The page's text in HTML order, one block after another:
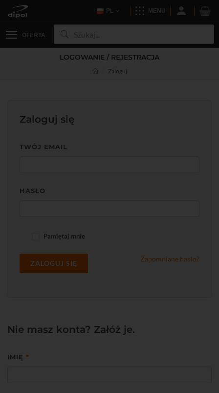
PL MENU
OFERTA
LOGOWANIE / REJESTRACJA
Zaloguj
Zaloguj się
TWÓJ EMAIL
HASŁO
Pamiętaj mnie
ZALOGUJ SIĘ
Zapomniane hasło?
Nie masz konta? Załóż je.
IMIĘ *